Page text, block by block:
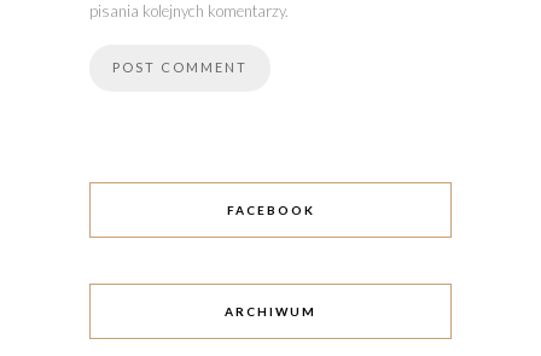
pisania kolejnych komentarzy.
FACEBOOK
ARCHIWUM